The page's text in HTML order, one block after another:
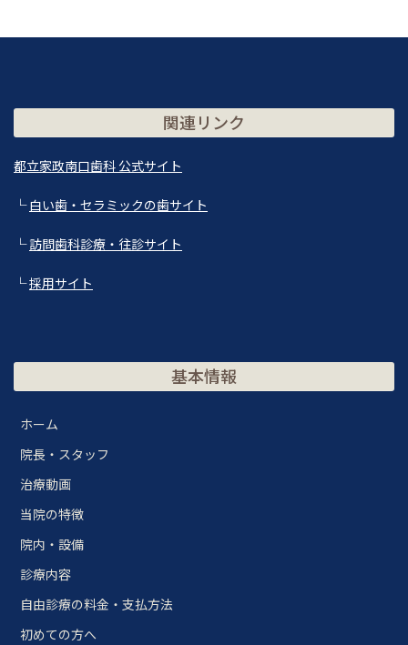
関連リンク
都立家政南口歯科 公式サイト
└白い歯・セラミックの歯サイト
└訪問歯科診療・往診サイト
└採用サイト
基本情報
ホーム
院長・スタッフ
治療動画
当院の特徴
院内・設備
診療内容
自由診療の料金・支払方法
初めての方へ